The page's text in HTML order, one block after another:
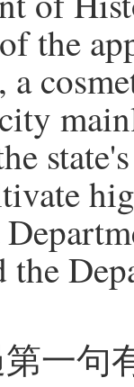
the
a
the
一句